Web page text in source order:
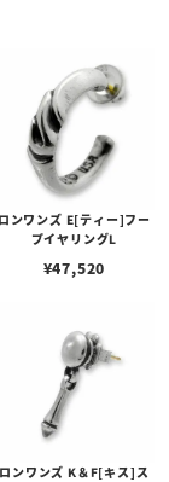
ロンワンズ E[ティー]フー
プイヤリングL
¥47,520
ロンワンズ K＆F[キス]ス